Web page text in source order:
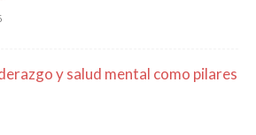
y salud mental como pilares